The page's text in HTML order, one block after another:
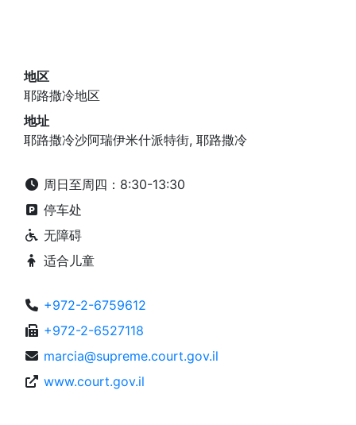
地区
耶路撒冷地区
地址
耶路撒冷沙阿瑞伊米什派特街, 耶路撒冷
周日至周四：8:30-13:30
停车处
无障碍
适合儿童
+972-2-6759612
+972-2-6527118
marcia@supreme.court.gov.il
www.court.gov.il